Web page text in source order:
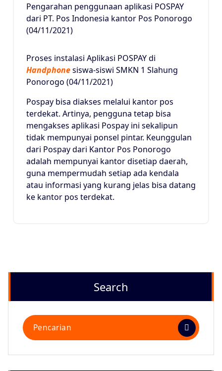
Pengarahan penggunaan aplikasi POSPAY
dari PT. Pos Indonesia kantor Pos Ponorogo
(04/11/2021)
Proses instalasi Aplikasi POSPAY di
Handphonesiswa-siswi SMKN 1 Slahung
Ponorogo (04/11/2021)
Pospay bisa diakses melalui kantor pos
terdekat. Artinya, pengguna tetap bisa
mengakses aplikasi Pospay ini sekalipun
tidak mempunyai ponsel pintar. Keunggulan
dari Pospay dari Kantor Pos Ponorogo
adalah mempunyai kantor disetiap daerah,
guna mempermudah setiap ada kendala
atau informasi yang kurang jelas bisa datang
ke kantor pos terdekat.
Search
Pencarian
untuk: